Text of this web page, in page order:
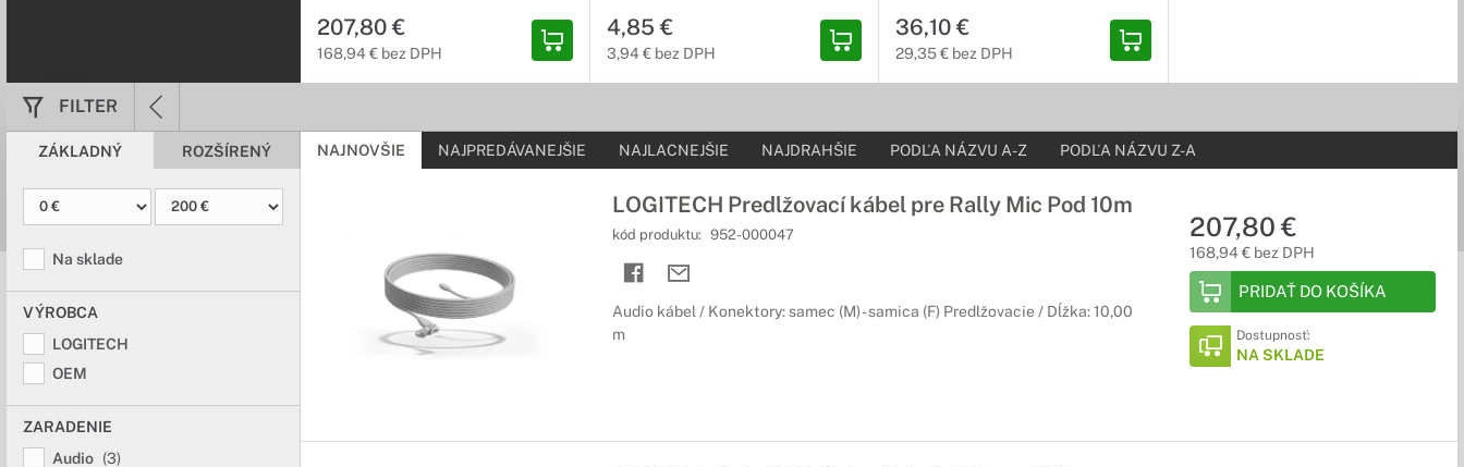
207,80 €
168,94 € bez DPH
4,85 €
3,94 € bez DPH
36,10 €
29,35 € bez DPH
FILTER
ZÁKLADNÝ ROZŠÍRENÝ
Na sklade
VÝROBCA
LOGITECH
OEM
ZARADENIE
Audio (3)
NAJNOVŠIE NAJPREDÁVANEJŠIE NAJLACNEJŠIE NAJDRAHŠIE PODĽA NÁZVU A-Z PODĽA NÁZVU Z-A
LOGITECH Predlžovací kábel pre Rally Mic Pod 10m
kód produktu: 952-000047
Audio kábel / Konektory: samec (M) - samica (F) Predlžovacie / Dĺžka: 10,00
m
207,80 €
168,94 € bez DPH
PRIDAŤ DO KOŠÍKA
Dostupnosť:
NA SKLADE